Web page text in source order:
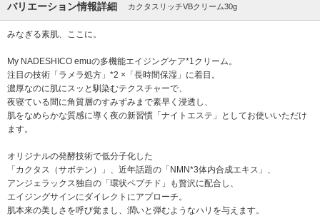
バリエーション情報詳細 カクタスリッチVBクリーム30g
みなぎる素肌、ここに。
My NADESHICO emuの多機能エイジングケア*1クリーム。
注目の技術「ラメラ処方」*2 ×「長時間保湿」に着目。
濃厚なのに肌にスッと馴染むテクスチャーで、
夜寝ている間に角質層のすみずみまで素早く浸透し、
肌をなめらかな質感に導く夜の新習慣「ナイトエステ」としてお使いいただけ
ます。
オリジナルの発酵技術で低分子化した
「カクタス（サボテン）」、近年話題の「NMN*3体内合成エキス」、
アンジェラックス独自の「環状ペプチド」も贅沢に配合し、
エイジングサインにダイレクトにアプローチ。
肌本来の美しさを呼び覚まし、潤いと弾むようなハリを与えます。